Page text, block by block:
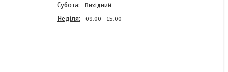
Субота Вихідний
Неділя 09:00 15:00